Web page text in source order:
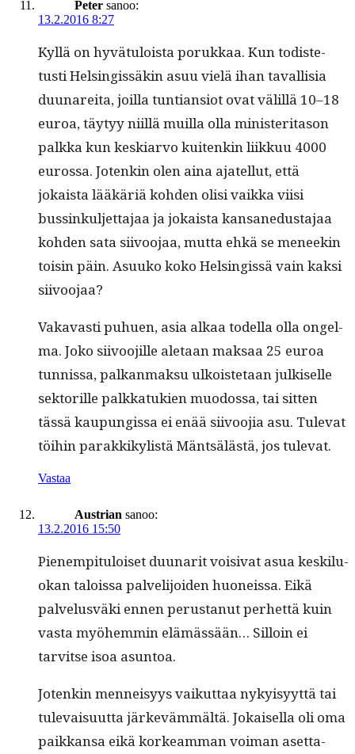
Peter sanoo:
13.2.2016 8:27
Kyl­lä on hyvä­tu­loista porukkaa. Kun todis­te­
tusti Helsingis­säkin asuu vielä ihan taval­lisia
duunare­i­ta, joil­la tun­tian­siot ovat välil­lä 10–18
euroa, täy­tyy niil­lä muil­la olla min­is­ter­i­ta­son
palk­ka kun keskiar­vo kuitenkin liikkuu 4000
eurossa. Jotenkin olen aina ajatel­lut, että
jokaista lääkäriä kohden olisi vaik­ka viisi
bussinkul­jet­ta­jaa ja jokaista kansane­dus­ta­jaa
kohden sata siivoo­jaa, mut­ta ehkä se meneekin
toisin päin. Asuuko koko Helsingis­sä vain kak­si
siivoojaa?
Vakavasti puhuen, asia alkaa todel­la olla ongel­
ma. Joko siivoo­jille ale­taan mak­saa 25 euroa
tun­nis­sa, palka­n­mak­su ulkois­te­taan julkiselle
sek­to­rille palkkatukien muo­dos­sa, tai sit­ten
tässä kaupungis­sa ei enää siivoo­jia asu. Tule­vat
töi­hin parakkikylistä Mäntsälästä, jos tulevat.
Vastaa
Austrian sanoo:
13.2.2016 15:50
Pienem­pit­u­loiset duu­nar­it voisi­vat asua keskilu­
okan talois­sa palveli­joiden huoneis­sa. Eikä
palvelusvä­ki ennen perus­tanut per­het­tä kuin
vas­ta myöhem­min elämässään… Sil­loin ei
tarvitse isoa asuntoa.
Jotenkin men­neisyys vaikut­taa nyky­isyyt­tä tai
tule­vaisu­ut­ta järkeväm­mältä. Jokaisel­la oli oma
paikkansa eikä korkeam­man voiman aset­ta­